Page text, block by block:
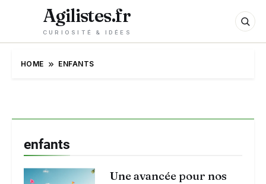
Agilistes.fr
CURIOSITÉ & IDÉES
HOME ENFANTS
enfants
Une avancée pour nos